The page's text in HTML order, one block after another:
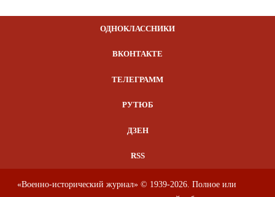
ОДНОКЛАССНИКИ
ВКОНТАКТЕ
ТЕЛЕГРАММ
РУТЮБ
ДЗЕН
RSS
«Военно-исторический журнал» © 1939-2026. Полное или